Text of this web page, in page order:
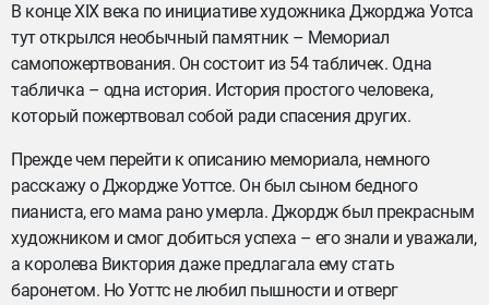
В конце XIX века по инициативе художника Джорджа Уотса
тут открылся необычный памятник – Мемориал
самопожертвования. Он состоит из 54 табличек. Одна
табличка – одна история. История простого человека,
который пожертвовал собой ради спасения других.
Прежде чем перейти к описанию мемориала, немного
расскажу о Джордже Уоттсе. Он был сыном бедного
пианиста, его мама рано умерла. Джордж был прекрасным
художником и смог добиться успеха – его знали и уважали,
а королева Виктория даже предлагала ему стать
баронетом. Но Уоттс не любил пышности и отверг